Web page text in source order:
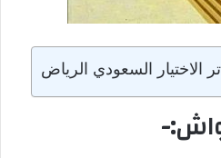
الاختيار السعودي الرياض